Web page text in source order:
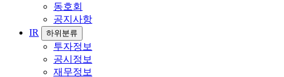
동호회
공지사항
IR
하위분류
투자정보
공시정보
재무정보